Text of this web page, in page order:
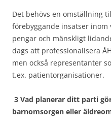
Det behövs en omställning
förebyggande insatser
pengar och mänskligt
dags att professionalisera
men också representanter
t.ex. patientorganisationer.
3 Vad planerar ditt parti
barnomsorgen eller